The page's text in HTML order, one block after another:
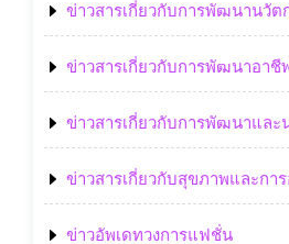
ข่าวสารเกี่ยวกับการพัฒนานวัต
ข่าวสารเกี่ยวกับการพัฒนาอาชี
ข่าวสารเกี่ยวกับการพัฒนาและ
ข่าวสารเกี่ยวกับสุขภาพและกา
ข่าวอัพเดทวงการแฟชั่น